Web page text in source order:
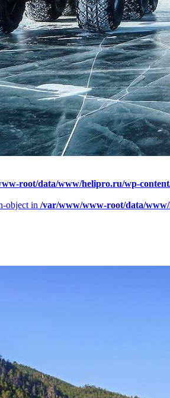
root/data/www/helipro.ru/wp-
object in /var/www/www-root/data/